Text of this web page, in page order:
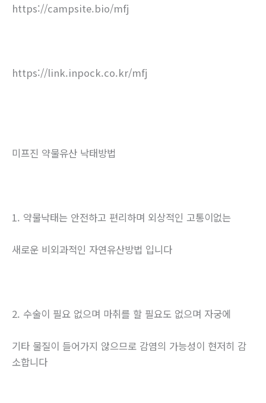
https://campsite.bio/mfj
https://link.inpock.co.kr/mfj
미프진 약물유산 낙태방법
1. 약물낙태는 안전하고 편리하며 외상적인 고통이없는
새로운 비외과적인 자연유산방법 입니다
2. 수술이 필요 없으며 마취를 할 필요도 없으며 자궁에
기타 물질이 들어가지 않으므로 감염의 가능성이 현저히 감
소합니다